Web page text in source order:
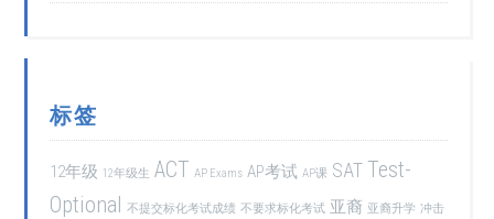
标签
12年级 12年级生 ACT AP Exams AP考试 AP课 SAT Test-
Optional 不提交标化考试成绩 不要求标化考试 亚裔 亚裔升学 冲击